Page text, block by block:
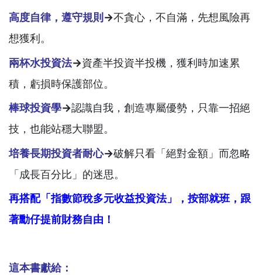
高度自律，遵守規則 →不貪心，不自滿，先想風險再
想獲利。
兩杯水投資法→資產半投資半投機，獲利時加速累
積，虧損時保護部位。
棒球投資學→認識自我，創造專屬優勢，只靠一招絕
技，也能站穩大聯盟。
培養長期投資者耐心→破解只看「絕對金額」而忽略
「成長百分比」的迷思。
再搭配「指數節稅多元收益投資法」，按部就班，跟
著勳仔提前財務自由！
這本書獻給：